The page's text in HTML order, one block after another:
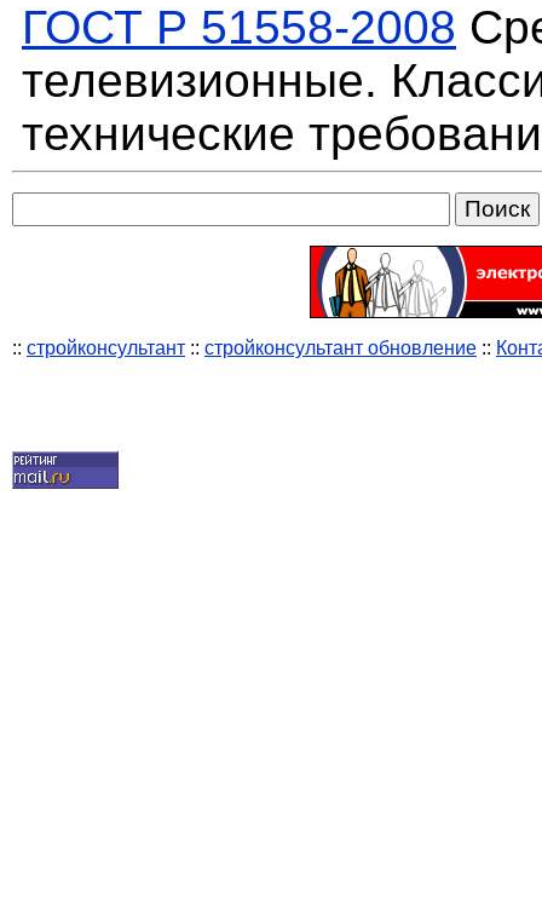
ГОСТ Р 51558-2008
телевизионные.
технические
:: стройконсультант :: стройконсультант обновление ::